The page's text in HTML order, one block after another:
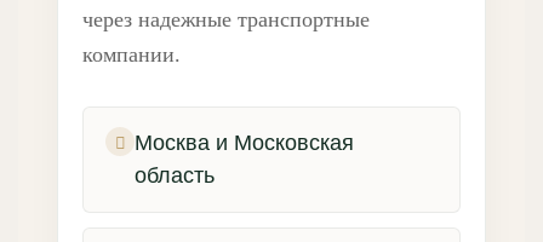
через надежные транспортные
компании.
Москва и Московская
область